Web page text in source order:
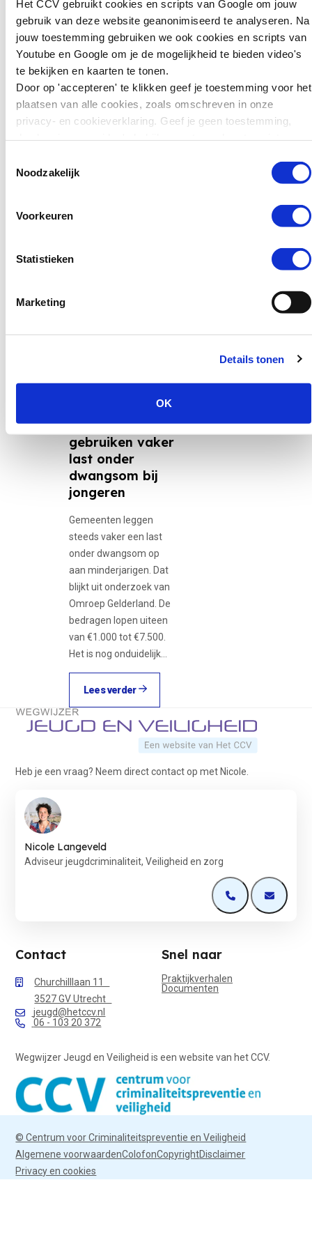
Het CCV gebruikt cookies en scripts van Google om jouw
gebruik van deze website geanonimiseerd te analyseren. Na
jouw toestemming gebruiken we ook cookies en scripts van
Youtube en Google om je de mogelijkheid te bieden video's
te bekijken en kaarten te tonen.
Door op 'accepteren' te klikken geef je toestemming voor het
plaatsen van alle cookies, zoals omschreven in onze
privacy- en cookieverklaring. Geef je geen toestemming,
Noodzakelijk
Voorkeuren
Statistieken
Marketing
Details tonen
OK
Bureau Beke heeft de aanpak van
jonge aanwas en doorgroeiers van
die BOTOC-gemeenten
onderzocht. De kennis is
samengebracht in een
kennissynthese over de
rekruteringsprocessen en
ingroeimechanismen in de
georganiseerde criminaliteit.
Bron:Secondant
kunnen we leren
voor preventie?
Zweden wil jonge
tieners die ernstige
misdrijven plegen
zwaarder kunnen
straffen. Jongeren van
15 tot en met 17 jaar
in de gevangenis
Gemeenten
gebruiken vaker
last onder
dwangsom bij
jongeren
Gemeenten leggen
steeds vaker een last
onder dwangsom op
aan minderjarigen. Dat
blijkt uit onderzoek van
Omroep Gelderland. De
bedragen lopen uiteen
van €1.000 tot €7.500.
Het is nog onduidelijk…
12-minners,
Lees verder
Terug naar de startpagina
Heb je een vraag? Neem direct contact op met Nicole.
Nicole Langeveld
Adviseur jeugdcriminaliteit, Veiligheid en zorg
Open deOpen de
Contact
Churchilllaan 11
3527 GV Utrecht
jeugd@hetccv.nl
06 - 103 20 372
Snel naar
Praktijkverhalen
Documenten
Wegwijzer Jeugd en Veiligheid is een website van het CCV.
© Centrum voor Criminaliteitspreventie en Veiligheid
Algemene voorwaardenColofonCopyrightDisclaimer
Privacy en cookies